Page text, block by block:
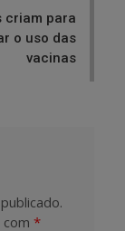
criam para
o uso das
vacinas
*